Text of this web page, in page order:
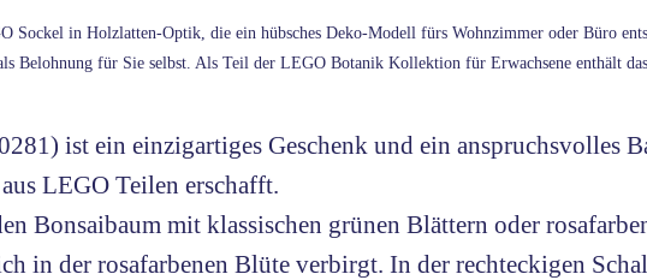
Sockel in Holzlatten-Optik, die ein hübsches Deko-Modell fürs Wohnzimmer oder Büro
Belohnung für Sie selbst. Als Teil der LEGO Botanik Kollektion für Erwachsene enthält
ist ein einzigartiges Geschenk und ein anspruchsvolles
LEGO Teilen erschafft.
Bonsaibaum mit klassischen grünen Blättern oder
in der rosafarbenen Blüte verbirgt. In der rechteckigen